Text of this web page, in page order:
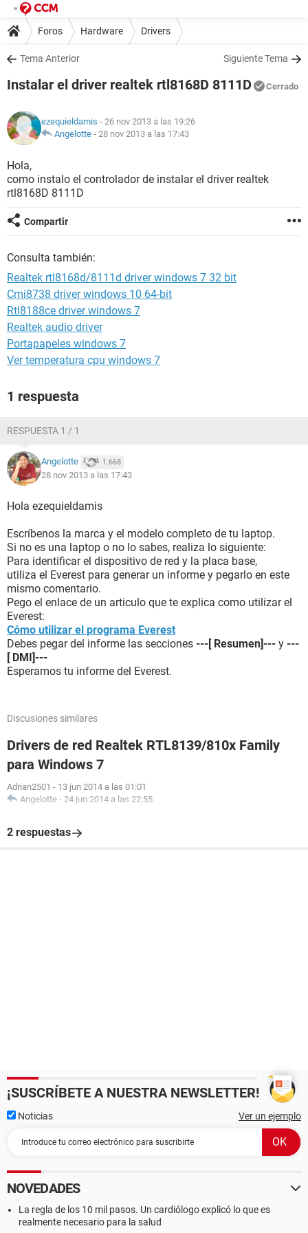
Foros Hardware Drivers
Tema Anterior Siguiente Tema
Instalar el driver realtek rtl8168D 8111D Cerrado
ezequieldamis - 26 nov 2013 a las 19:26
Angelotte - 28 nov 2013 a las 17:43
Hola,
como instalo el controlador de instalar el driver realtek
rtl8168D 8111D
Compartir
Consulta también:
Realtek rtl8168d/8111d driver windows 7 32 bit
Cmi8738 driver windows 10 64-bit
Rtl8188ce driver windows 7
Realtek audio driver
Portapapeles windows 7
Ver temperatura cpu windows 7
1 respuesta
RESPUESTA 1 / 1
Angelotte 1.668
28 nov 2013 a las 17:43
Hola ezequieldamis
Escríbenos la marca y el modelo completo de tu laptop.
Si no es una laptop o no lo sabes, realiza lo siguiente:
Para identificar el dispositivo de red y la placa base,
utiliza el Everest para generar un informe y pegarlo en este
mismo comentario.
Pego el enlace de un articulo que te explica como utilizar el
Everest:
Cómo utilizar el programa Everest
Debes pegar del informe las secciones ---[ Resumen]--- y ---
[ DMI]---
Esperamos tu informe del Everest.
Discusiones similares
Drivers de red Realtek RTL8139/810x Family
para Windows 7
Adrian2501 - 13 jun 2014 a las 01:01
Angelotte - 24 jun 2014 a las 22:55
2 respuestas
¡SUSCRÍBETE A NUESTRA NEWSLETTER!
Noticias Ver un ejemplo
NOVEDADES
La regla de los 10 mil pasos. Un cardiólogo explicó lo que es
realmente necesario para la salud